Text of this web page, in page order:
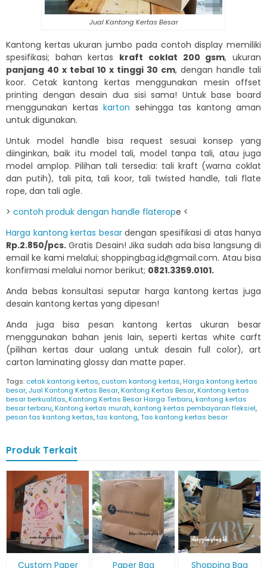
Jual Kantong Kertas Besar
Kantong kertas ukuran jumbo pada contoh display memiliki
spesifikasi; bahan kertas kraft coklat 200 gsm, ukuran
panjang 40 x tebal 10 x tinggi 30 cm, dengan handle tali
koor. Cetak kantong kertas menggunakan mesin offset
printing dengan desain dua sisi sama! Untuk base board
menggunakan kertas karton sehingga tas kantong aman
untuk digunakan.
Untuk model handle bisa request sesuai konsep yang
diinginkan, baik itu model tali, model tanpa tali, atau juga
model amplop. Pilihan tali tersedia: tali kraft (warna coklat
dan putih), tali pita, tali koor, tali twisted handle, tali flate
rope, dan tali agle.
> contoh produk dengan handle flaterope <
Harga kantong kertas besardengan spesifikasi di atas hanya
Rp.2.850/pcs. Gratis Desain! Jika sudah ada bisa langsung di
email ke kami melalui; shoppingbag.id@gmail.com. Atau bisa
konfirmasi melalui nomor berikut; 0821.3359.0101.
Anda bebas konsultasi seputar harga kantong kertas juga
desain kantong kertas yang dipesan!
Anda juga bisa pesan kantong kertas ukuran besar
menggunakan bahan jenis lain, seperti kertas white carft
(pilihan kertas daur ualang untuk desain full color), art
carton laminating glossy dan matte paper.
Tags: cetak kantong kertas, custom kantong kertas,Harga kantong kertas
besar,Jual Kantong Kertas Besar,Kantong Kertas Besar,Kantong kertas
besar berkualitas,Kantong Kertas Besar Harga Terbaru,kantong kertas
besar terbaru,Kantong kertas murah,kantong kertas pembayaran fleksiel,
pesan tas kantong kertas,tas kantong,Tas kantong kertas besar
Produk Terkait
Custom Paper Paper Bag Shopping Bag